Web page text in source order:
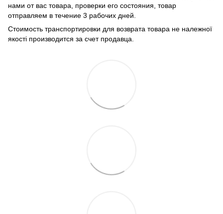
нами от вас товара, проверки его состояния, товар
отправляем в течение 3 рабочих дней.
Стоимость транспортировки для возврата товара не належної
якості производится за счет продавца.